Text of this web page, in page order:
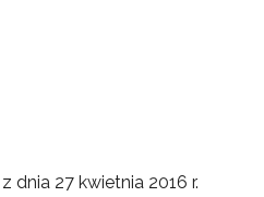
dnia 27 kwietnia 2016 r.